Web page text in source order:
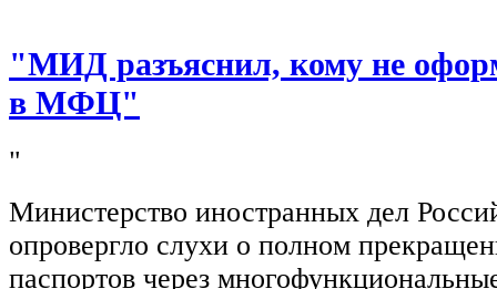
"МИД разъяснил, кому не
в МФЦ"
"
Министерство иностранных дел
опровергло слухи о полном
паспортов через